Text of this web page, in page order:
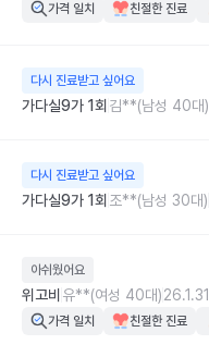
가격 일치 친절한 진료
다시 진료받고 싶어요
가다실9가 1회 김**(남성 40대)
다시 진료받고 싶어요
가다실9가 1회 조**(남성 30대)
아쉬웠어요
위고비 유**(여성 40대)26.1.31
가격 일치 친절한 진료